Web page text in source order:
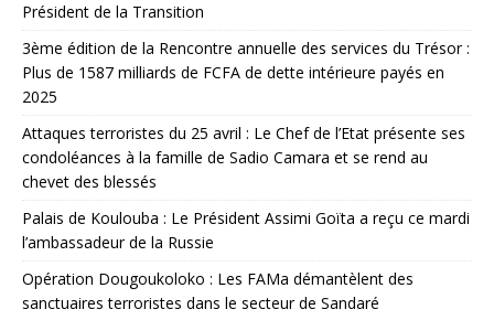
Président de la Transition
3ème édition de la Rencontre annuelle des services du Trésor :
Plus de 1587 milliards de FCFA de dette intérieure payés en
2025
Attaques terroristes du 25 avril : Le Chef de l’Etat présente ses
condoléances à la famille de Sadio Camara et se rend au
chevet des blessés
Palais de Koulouba : Le Président Assimi Goïta a reçu ce mardi
l’ambassadeur de la Russie
Opération Dougoukoloko : Les FAMa démantèlent des
sanctuaires terroristes dans le secteur de Sandaré